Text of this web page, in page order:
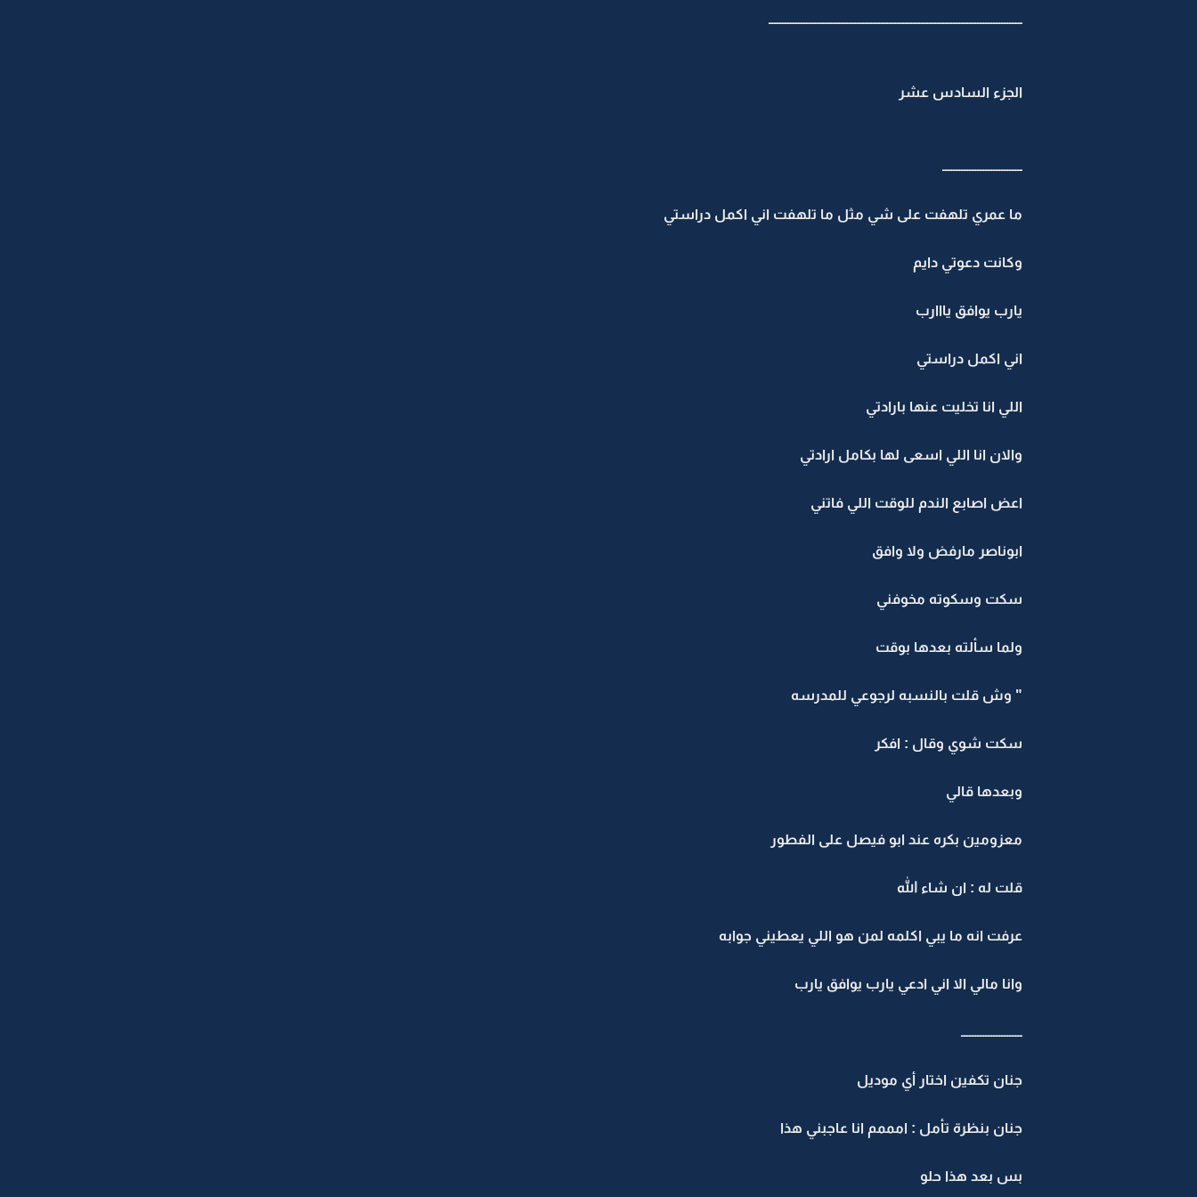
ـــــــــــــــــــــــــــــــــــــــــــــــــــــــــــــــــــــــــــــــــــــــــــــــ
الجزء السادس عشر
ــــــــــــــــــــــــــــــ
ما عمري تلهفت على شي مثل ما تلهفت اني اكمل دراستي
وكانت دعوتي دايم
يارب يوافق يااارب
اني اكمل دراستي
اللي انا تخليت عنها بارادتي
والان انا اللي اسعى لها بكامل ارادتي
اعض اصابع الندم للوقت اللي فاتني
ابوناصر مارفض ولا وافق
سكت وسكوته مخوفني
ولما سألته بعدها بوقت
" وش قلت بالنسبه لرجوعي للمدرسه
سكت شوي وقال : افكر
وبعدها قالي
معزومين بكره عند ابو فيصل على الفطور
قلت له : ان شاء الله
عرفت انه ما يبي اكلمه لمن هو اللي يعطيني جوابه
وانا مالي الا اني ادعي يارب يوافق يارب
ـــــــــــــــــــــــ
جنان تكفين اختار أي موديل
جنان بنظرة تأمل : امممم انا عاجبني هذا
بس بعد هذا حلو